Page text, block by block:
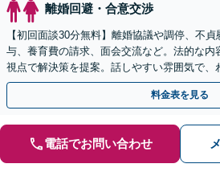
離婚回避・合意交渉
【初回面談30分無料】離婚協議や調停、不
与、養育費の請求、面会交流など。法的な内
視点で解決策を提案。話しやすい雰囲気で、
を心がけます【休日・夜間面談OK】【お子
料金表を見る
電話でお問い合わせ